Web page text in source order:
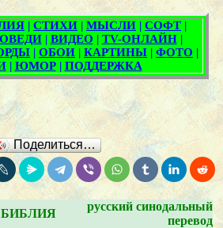
Поделиться…
БИБЛИЯ
русский синодальный
перевод